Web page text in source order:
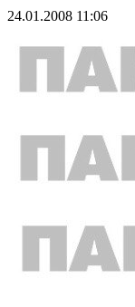
24.01.2008 11:06